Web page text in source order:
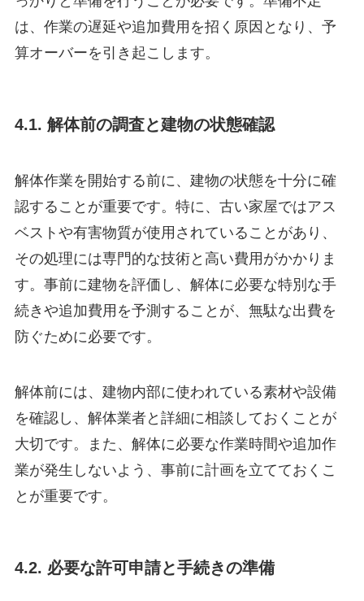
は、作業の遅延や追加費用を招く原因となり、予
算オーバーを引き起こします。
4.1. 解体前の調査と建物の状態確認
解体作業を開始する前に、建物の状態を十分に確
認することが重要です。特に、古い家屋ではアス
ベストや有害物質が使用されていることがあり、
その処理には専門的な技術と高い費用がかかりま
す。事前に建物を評価し、解体に必要な特別な手
続きや追加費用を予測することが、無駄な出費を
防ぐために必要です。
解体前には、建物内部に使われている素材や設備
を確認し、解体業者と詳細に相談しておくことが
大切です。また、解体に必要な作業時間や追加作
業が発生しないよう、事前に計画を立てておくこ
とが重要です。
4.2. 必要な許可申請と手続きの準備